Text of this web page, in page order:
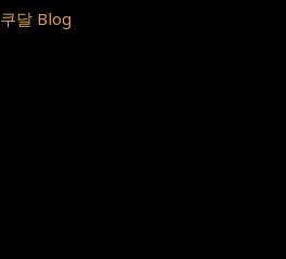
쿠달 Blog